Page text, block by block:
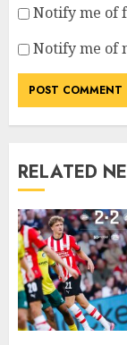
Notify me of
Notify me of
RELATED